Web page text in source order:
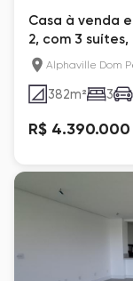
Casa à venda
2, com 3 suítes,
Alphaville Dom
382m² 3
R$ 4.390.000